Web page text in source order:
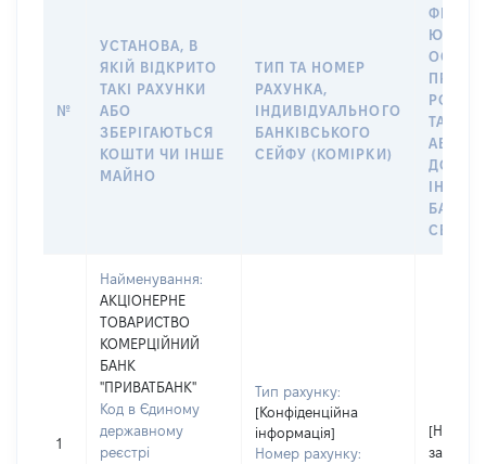
№
УСТАНОВА, В
ЯКІЙ ВІДКРИТО
ТАКІ РАХУНКИ
АБО
ЗБЕРІГАЮТЬСЯ
КОШТИ ЧИ ІНШЕ
МАЙНО
ТИП ТА НОМЕР
РАХУНКА,
ІНДИВІДУАЛЬНОГО
БАНКІВСЬКОГО
СЕЙФУ (КОМІРКИ)
ПРАВО
ТАКИМ
АБО
ДО
СЕЙФУ
1
Найменування:
АКЦІОНЕРНЕ
ТОВАРИСТВО
КОМЕРЦІЙНИЙ
БАНК
"ПРИВАТБАНК"
Код в Єдиному
державному
реєстрі
Тип рахунку:
[Конфіденційна
інформація]
Номер рахунку:
[Не